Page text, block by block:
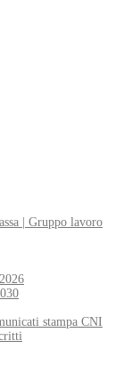
| Gruppo lavoro
stampa CNI